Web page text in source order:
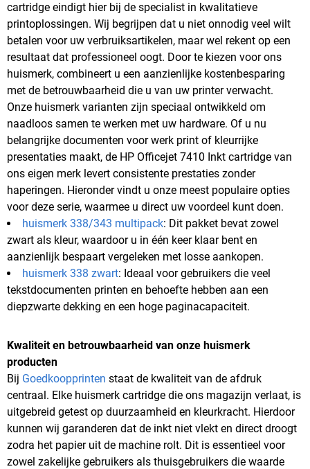
cartridge eindigt hier bij de specialist in kwalitatieve
printoplossingen. Wij begrijpen dat u niet onnodig veel wilt
betalen voor uw verbruiksartikelen, maar wel rekent op een
resultaat dat professioneel oogt. Door te kiezen voor ons
huismerk, combineert u een aanzienlijke kostenbesparing
met de betrouwbaarheid die u van uw printer verwacht.
Onze huismerk varianten zijn speciaal ontwikkeld om
naadloos samen te werken met uw hardware. Of u nu
belangrijke documenten voor werk print of kleurrijke
presentaties maakt, de HP Officejet 7410 Inkt cartridge van
ons eigen merk levert consistente prestaties zonder
haperingen. Hieronder vindt u onze meest populaire opties
voor deze serie, waarmee u direct uw voordeel kunt doen.
huismerk 338/343 multipack: Dit pakket bevat zowel
zwart als kleur, waardoor u in één keer klaar bent en
aanzienlijk bespaart vergeleken met losse aankopen.
huismerk 338 zwart: Ideaal voor gebruikers die veel
tekstdocumenten printen en behoefte hebben aan een
diepzwarte dekking en een hoge paginacapaciteit.
Kwaliteit en betrouwbaarheid van onze huismerk
producten
Bij Goedkoopprinten staat de kwaliteit van de afdruk
centraal. Elke huismerk cartridge die ons magazijn verlaat, is
uitgebreid getest op duurzaamheid en kleurkracht. Hierdoor
kunnen wij garanderen dat de inkt niet vlekt en direct droogt
zodra het papier uit de machine rolt. Dit is essentieel voor
zowel zakelijke gebruikers als thuisgebruikers die waarde